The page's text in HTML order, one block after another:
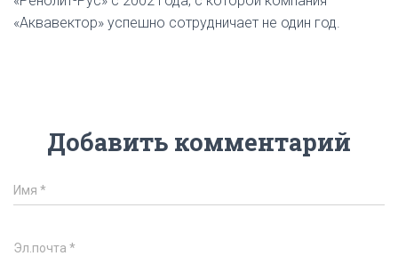
«Аквавектор» успешно сотрудничает не один год.
Добавить комментарий
Имя *
Эл.почта *